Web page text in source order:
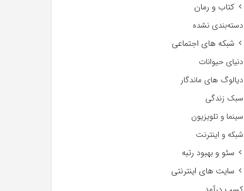
کتاب و رمان
دسته‌بندی نشده
شبکه های اجتماعی
دنیای حیوانات
دیالوگ های ماندگار
سبک زندگی
سینما و تلویزیون
شبکه و اینترنت
سئو و بهبود رتبه
سایت های اینترنتی